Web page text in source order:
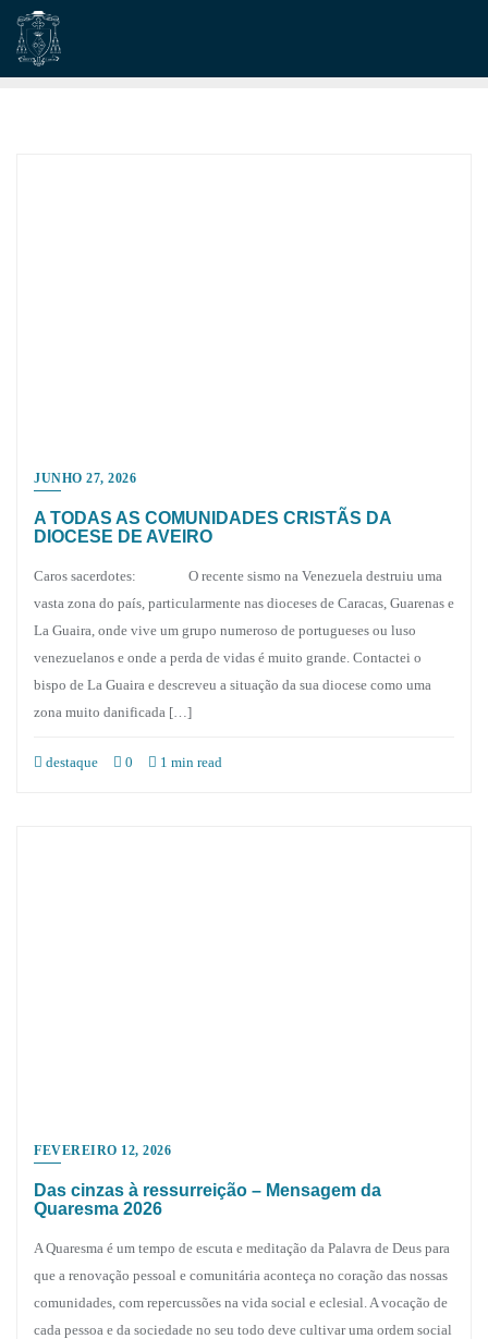
Skip
content
JUNHO 27, 2026
A TODAS AS COMUNIDADES CRISTÃS DA
DIOCESE DE AVEIRO
Caros sacerdotes: O recente sismo na Venezuela destruiu uma
vasta zona do país, particularmente nas dioceses de Caracas, Guarenas e
La Guaira, onde vive um grupo numeroso de portugueses ou luso
venezuelanos e onde a perda de vidas é muito grande. Contactei o
bispo de La Guaira e descreveu a situação da sua diocese como uma
zona muito danificada […]
destaque 0 1 min read
FEVEREIRO 12, 2026
Das cinzas à ressurreição – Mensagem da
Quaresma 2026
A Quaresma é um tempo de escuta e meditação da Palavra de Deus para
que a renovação pessoal e comunitária aconteça no coração das nossas
comunidades, com repercussões na vida social e eclesial. A vocação de
cada pessoa e da sociedade no seu todo deve cultivar uma ordem social